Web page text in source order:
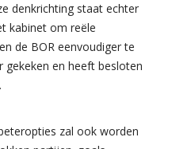
denkrichting staat echter
kabinet om reële
de BOR eenvoudiger te
gekeken en heeft besloten
zal ook worden